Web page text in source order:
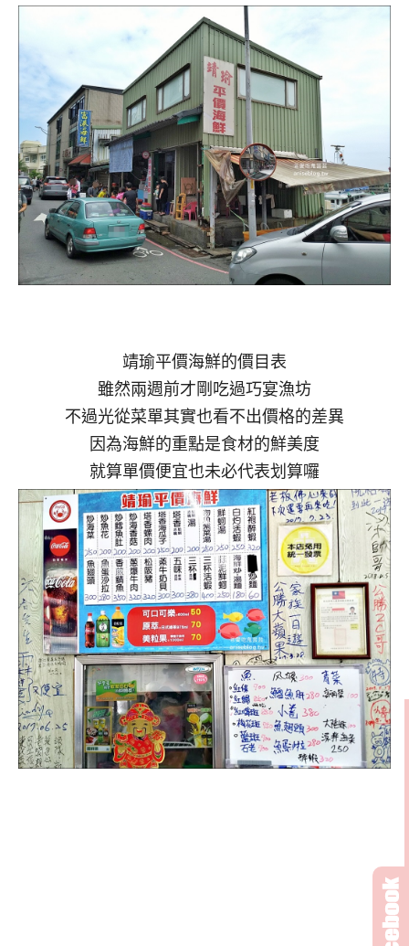
靖瑜平價海鮮的價目表
雖然兩週前才剛吃過巧宴漁坊
不過光從菜單其實也看不出價格的差異
因為海鮮的重點是食材的鮮美度
就算單價便宜也未必代表划算囉